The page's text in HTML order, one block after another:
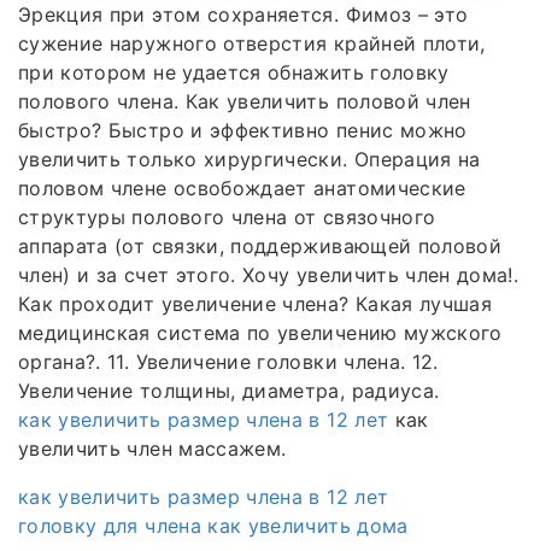
Эрекция при этом сохраняется. Фимоз – это
сужение наружного отверстия крайней плоти,
при котором не удается обнажить головку
полового члена. Как увеличить половой член
быстро? Быстро и эффективно пенис можно
увеличить только хирургически. Операция на
половом члене освобождает анатомические
структуры полового члена от связочного
аппарата (от связки, поддерживающей половой
член) и за счет этого. Хочу увеличить член дома!.
Как проходит увеличение члена? Какая лучшая
медицинская система по увеличению мужского
органа?. 11. Увеличение головки члена. 12.
Увеличение толщины, диаметра, радиуса.
как увеличить размер члена в 12 лет как
увеличить член массажем.
как увеличить размер члена в 12 лет
головку для члена как увеличить дома